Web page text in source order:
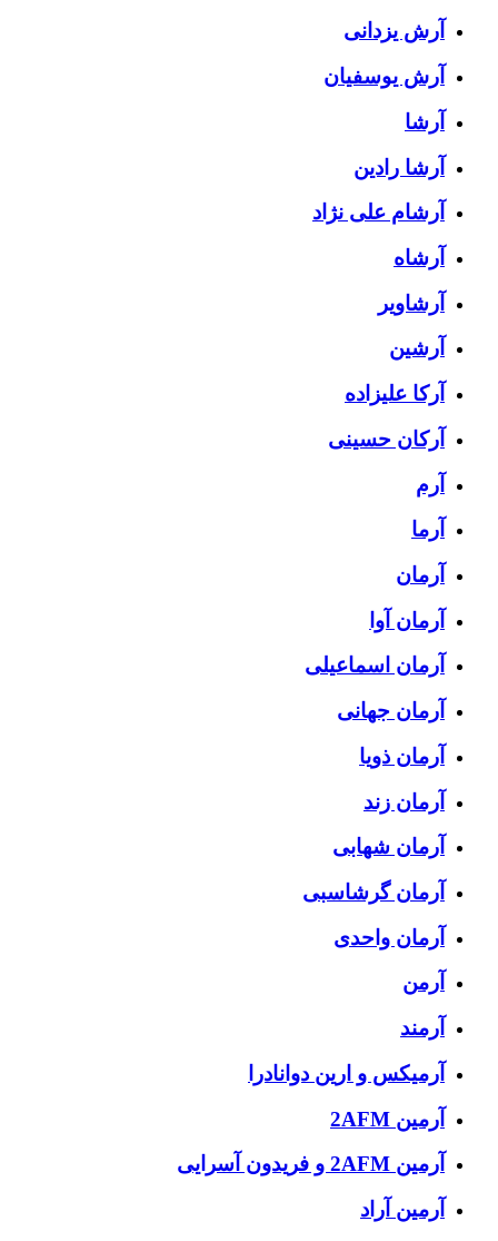
آرش یزدانی
آرش یوسفیان
آرشا
آرشا رادین
آرشام علی نژاد
آرشاه
آرشاویر
آرشین
آرکا علیزاده
آرکان حسینی
آرم
آرما
آرمان
آرمان آوا
آرمان اسماعیلی
آرمان جهانی
آرمان ذویا
آرمان زند
آرمان شهابی
آرمان گرشاسبی
آرمان واحدی
آرمن
آرمند
آرمیکس و ارین دوانادرا
آرمین 2AFM
آرمین 2AFM و فریدون آسرایی
آرمین آراد